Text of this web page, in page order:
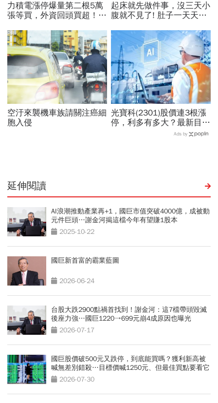
力積電漲停爆量第二根5萬
張等買，外資回頭買超！華
選誰：關鍵要看這數字
起床就先做件事，沒三天小
腹就不見了! 肚子一天天變
空汙來襲機車族請關注癌細
胞入侵
PR
光寶科(2301)股價連3根漲
停，利多有多大？最新目標
價還有近5成甜頭！達人5
Ads by
延伸閱讀
AI浪潮推動產業再+1，國巨市值突破4000億，成被動
元件巨頭…謝金河揭這檔今年有望賺1股本
2025-10-22
國巨新首富的霸業藍圖
2026-06-24
台股大跌2900點禍首找到！謝金河：這7檔帶頭毀滅
後座力強…國巨1220→699元崩4成原因也曝光
2026-07-17
國巨股價破500元又跌停，到底能買嗎？獲利新高被
喊無差別錯殺…目標價喊1250元、但最佳買點要看它
2026-07-30